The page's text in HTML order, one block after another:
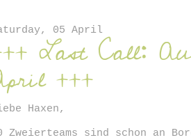
05 April
Last Call:
+++
Haxen,
Zweierteams sind schon an